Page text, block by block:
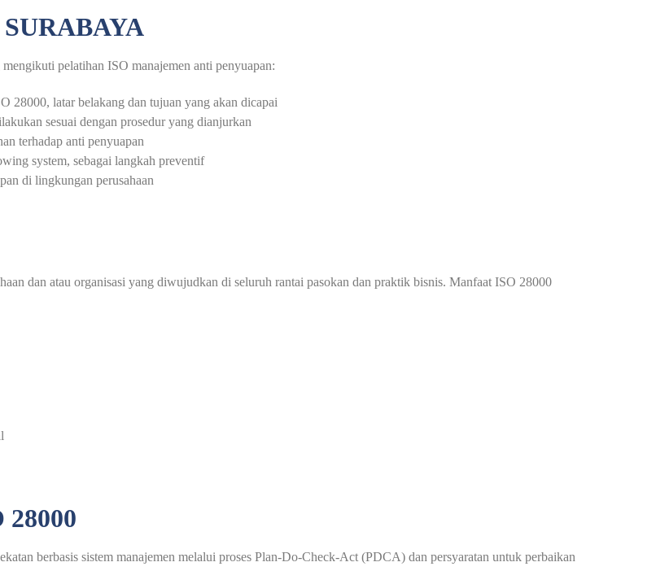
pelatihan ISO manajemen anti penyuapan:
28000, latar belakang dan tujuan yang akan dicapai
sesuai dengan prosedur yang dianjurkan
terhadap anti penyuapan
system, sebagai langkah preventif
di lingkungan perusahaan
dan atau organisasi yang diwujudkan di seluruh rantai pasokan dan praktik bisnis. Manfaat ISO 28000
berbasis sistem manajemen melalui proses Plan-Do-Check-Act (PDCA) dan persyaratan untuk perbaikan